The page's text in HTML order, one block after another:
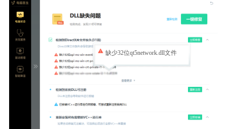
缺少32位qt5network.dll文件